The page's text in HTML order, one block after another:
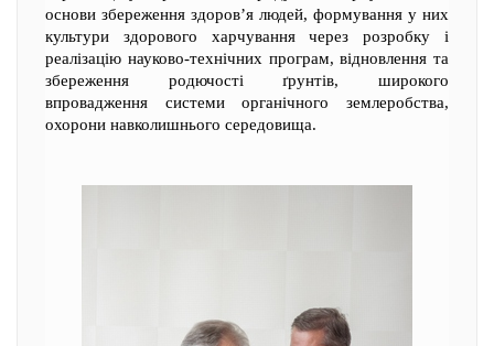
основи збереження здоров’я людей, формування у них
культури здорового харчування через розробку і
реалізацію науково-технічних програм, відновлення та
збереження родючості ґрунтів, широкого
впровадження системи органічного землеробства,
охорони навколишнього середовища.